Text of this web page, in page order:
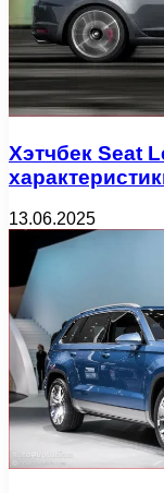
Хэтчбек Seat
13.06.2025